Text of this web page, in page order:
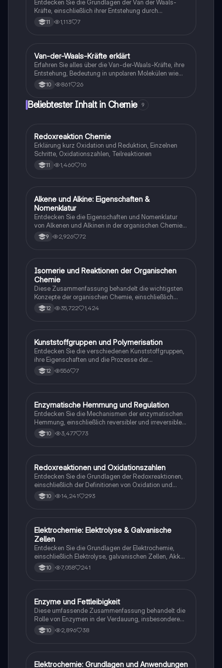
Verständnis der Bindungskräfte und deren Einfluss
auf physikalische Eigenschaften wie Schmelz- und
Siedepunkte erlangen möchten.
Entdecken Sie die Grundlagen der Van der Waals-
Kräfte, einschließlich ihrer Entstehung durch
temporäre Dipole und deren Einfluss auf die
physikalischen Eigenschaften von Molekülen. Diese
zwischen symmetrischen und asymmetrischen
Ladungsverteilungen. Ideal für Studierende der
Chemie, die ein tieferes Verständnis der
zwischenmolekularen Kräfte suchen.
11 1,113 7
Chemie
Van-der-Waals-Kräfte erklärt
Erfahren Sie alles über die Van-der-Waals-Kräfte, ihre
Entstehung, Bedeutung in unpolaren Molekülen wie
Alkanen und ihren Einfluss auf Siedetemperaturen.
Diese Zusammenfassung bietet eine klare Erklärung
der Chemie. Ideal für Studierende der Chemie.
10 861 26
Beliebtester Inhalt in Chemie 9
Chemie
Redoxreaktion Chemie
Erklärung kurz Oxidation und Reduktion, Einzelnen
Schritte, Oxidationszahlen, Teilreaktionen
11 1,460 10
Chemie
Alkene und Alkine: Eigenschaften &
Nomenklatur
Entdecken Sie die Eigenschaften und Nomenklatur
von Alkenen und Alkinen in der organischen Chemie.
Diese Zusammenfassung behandelt die Struktur,
Isomerie, allgemeine Formeln und Reaktionen
vorbereiten oder ihr Wissen vertiefen möchten.
9 2,926 72
Chemie
Isomerie und Reaktionen der Organischen
Chemie
Diese Zusammenfassung behandelt die wichtigsten
Konzepte der organischen Chemie, einschließlich
Isomerie, Reaktionsmechanismen,
Nachweisreaktionen für Aldehyde, Alkohole und
Substitutionen sowie zur Nomenklatur von Alkoholen
und Alkanen.
12 35,722 1,424
Chemie
Kunststoffgruppen und Polymerisation
Entdecken Sie die verschiedenen Kunststoffgruppen,
ihre Eigenschaften und die Prozesse der
Polymerisation. Dieser Lernzettel bietet eine
umfassende Übersicht über Thermoplaste,
für Chemie-Abiturienten, die sich auf Prüfungen
vorbereiten.
12 556 7
Chemie
Enzymatische Hemmung und Regulation
Entdecken Sie die Mechanismen der enzymatischen
Hemmung, einschließlich reversibler und irreversibler
Hemmung durch Schwermetallionen. Diese
Arbeitsblätter bieten eine umfassende Analyse der
kompetitiver und allosterischer Hemmung. Ideal für
das Verständnis von Enzymkinetik und
Reaktionsmechanismen.
10 3,477 73
Chemie
Redoxreaktionen und Oxidationszahlen
Entdecken Sie die Grundlagen der Redoxreaktionen,
einschließlich der Definitionen von Oxidation und
Reduktion, Elektronendonatoren und -akzeptoren
sowie der Redoxreihe. Diese Zusammenfassung
die sich auf Prüfungen vorbereiten.
10 14,241 293
Chemie
Elektrochemie: Elektrolyse & Galvanische
Zellen
Entdecken Sie die Grundlagen der Elektrochemie,
einschließlich Elektrolyse, galvanischen Zellen, Akkus
und Redoxreaktionen. Diese Zusammenfassung
bietet eine klare Übersicht über die wichtigsten
10 7,058 241
Chemie
Enzyme und Fettleibigkeit
Diese umfassende Zusammenfassung behandelt die
Rolle von Enzymen in der Verdauung, insbesondere
die Wirkung von Orlistat auf die Resorption von
Nährstoffen und die enzymatische Spaltung von
Vitaminen und Mineralstoffen. Ideal für die
10 2,896 38
Chemie
Elektrochemie: Grundlagen und Anwendungen